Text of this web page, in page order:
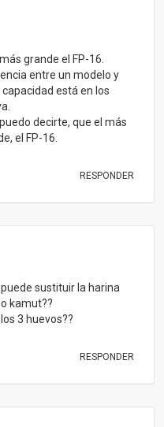
grande el FP-16.
entre un modelo y
está en los
decirte, que el más
el FP-16.
RESPONDER
puede sustituir la harina
kamut??
3 huevos??
RESPONDER